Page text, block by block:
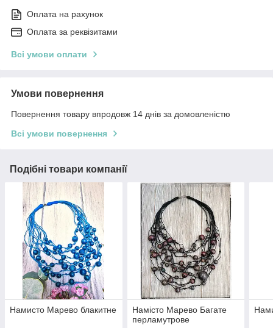
Оплата на рахунок
Оплата за реквізитами
Всі умови оплати
Умови повернення
Повернення товару впродовж 14 днів за домовленістю
Всі умови повернення
Подібні товари компанії
Намисто Марево блакитне
Намісто Марево Багате
перламутрове